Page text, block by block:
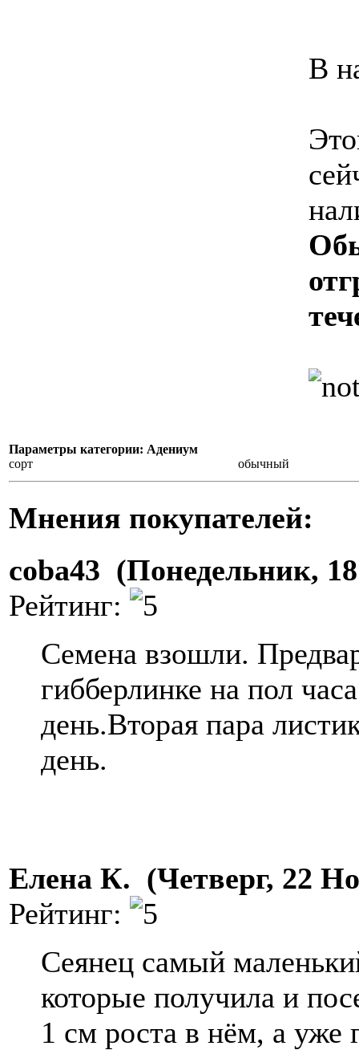
В
Параметры категории: Адениум
сорт
обычный
Мнения покупателей:
coba43 (Понедельник,
Рейтинг:
Семена взошли.
гибберлинке на пол
день.Вторая пара
день.
Елена К. (Четверг, 22
Рейтинг:
Сеянец самый
которые получила и
1 см роста в нём, а уже